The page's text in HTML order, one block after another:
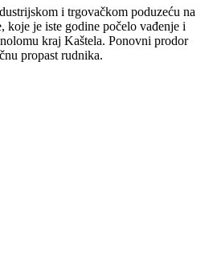
i trgovačkom poduzeću na
je iste godine počelo vađenje i
kraj Kaštela. Ponovni prodor
propast rudnika.